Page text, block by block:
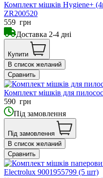
Комплект мішків Hygiene+
ZR200520
559 грн
Доставка 2-4 дні
Купити
В список желаний
Сравнить
Комплект мішків для
590 грн
Під замовлення
Під замовлення
В список желаний
Сравнить